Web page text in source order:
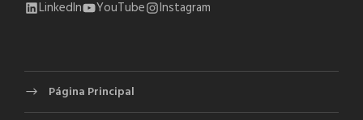
LinkedIn YouTube Instagram
Página Principal